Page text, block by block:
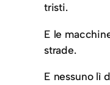
tristi.
E le
strade.
E nessuno lì